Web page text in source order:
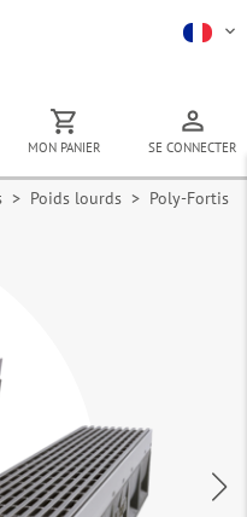
MON PANIER SE CONNECTER
> Poids lourds > Poly-Fortis